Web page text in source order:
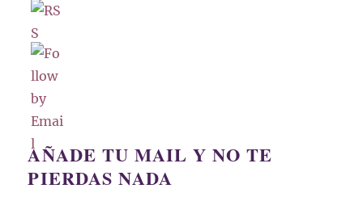
AÑADE TU MAIL Y NO TE
PIERDAS NADA